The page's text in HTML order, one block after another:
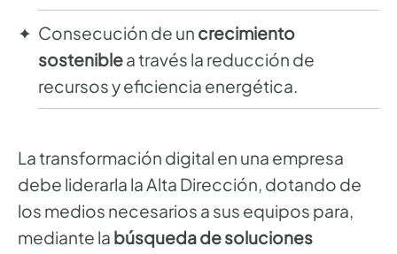
Consecución de un crecimiento
sosteniblea través la reducción de
recursos y eficiencia energética.
La transformación digital en una empresa
debe liderarla la Alta Dirección, dotando de
los medios necesarios a sus equipos para,
mediante la búsqueda de soluciones